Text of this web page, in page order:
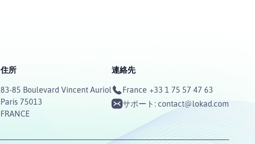
住所
83-85 Boulevard Vincent Auriol
Paris 75013
FRANCE
連絡先
France +33 1 75 57 47 63
サポート: contact@lokad.com